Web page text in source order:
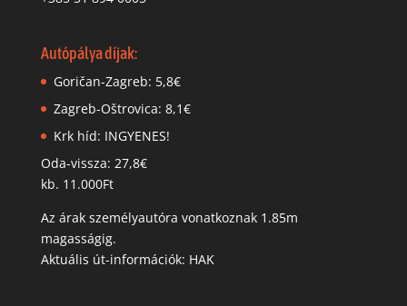
Autópálya díjak:
Goričan-Zagreb: 5,8€
Zagreb-Oštrovica: 8,1€
Krk híd: INGYENES!
Oda-vissza: 27,8€
kb. 11.000Ft
Az árak személyautóra vonatkoznak 1.85m
magasságig.
Aktuális út-információk: HAK